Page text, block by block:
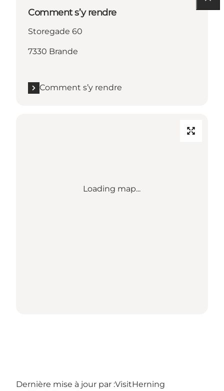
Comment s’y rendre
Storegade 60
7330 Brande
Comment s’y rendre
Loading map...
Dernière mise à jour par :VisitHerning